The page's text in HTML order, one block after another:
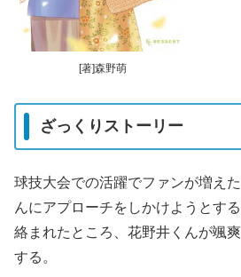
[著]森野萌
ざっくりストーリー
球技大会での活躍でファンが増え
んにアプローチをしかけようとす
絡まれたところ、花野井くんが颯
する。